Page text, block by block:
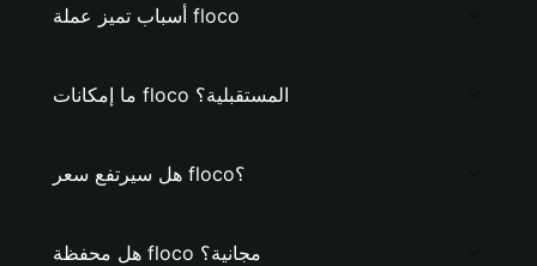
أسباب تميز عملة floco
ما إمكانات floco المستقبلية؟
هل سيرتفع سعر floco؟
هل محفظة floco مجانية؟